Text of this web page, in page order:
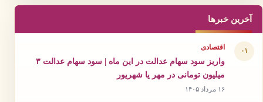
آخرین خبرها
۰۱ اقتصادی
واریز سود سهام عدالت در این ماه | سود سهام عدالت ۳
میلیون تومانی در مهر یا شهریور
۱۶ مرداد ۱۴۰۵